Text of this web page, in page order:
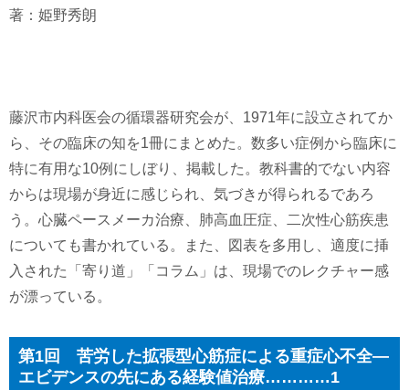
著：姫野秀朗
藤沢市内科医会の循環器研究会が、1971年に設立されてか
ら、その臨床の知を1冊にまとめた。数多い症例から臨床に
特に有用な10例にしぼり、掲載した。教科書的でない内容
からは現場が身近に感じられ、気づきが得られるであろ
う。心臓ペースメーカ治療、肺高血圧症、二次性心筋疾患
についても書かれている。また、図表を多用し、適度に挿
入された「寄り道」「コラム」は、現場でのレクチャー感
が漂っている。
第1回 苦労した拡張型心筋症による重症心不全―
エビデンスの先にある経験値治療…………1